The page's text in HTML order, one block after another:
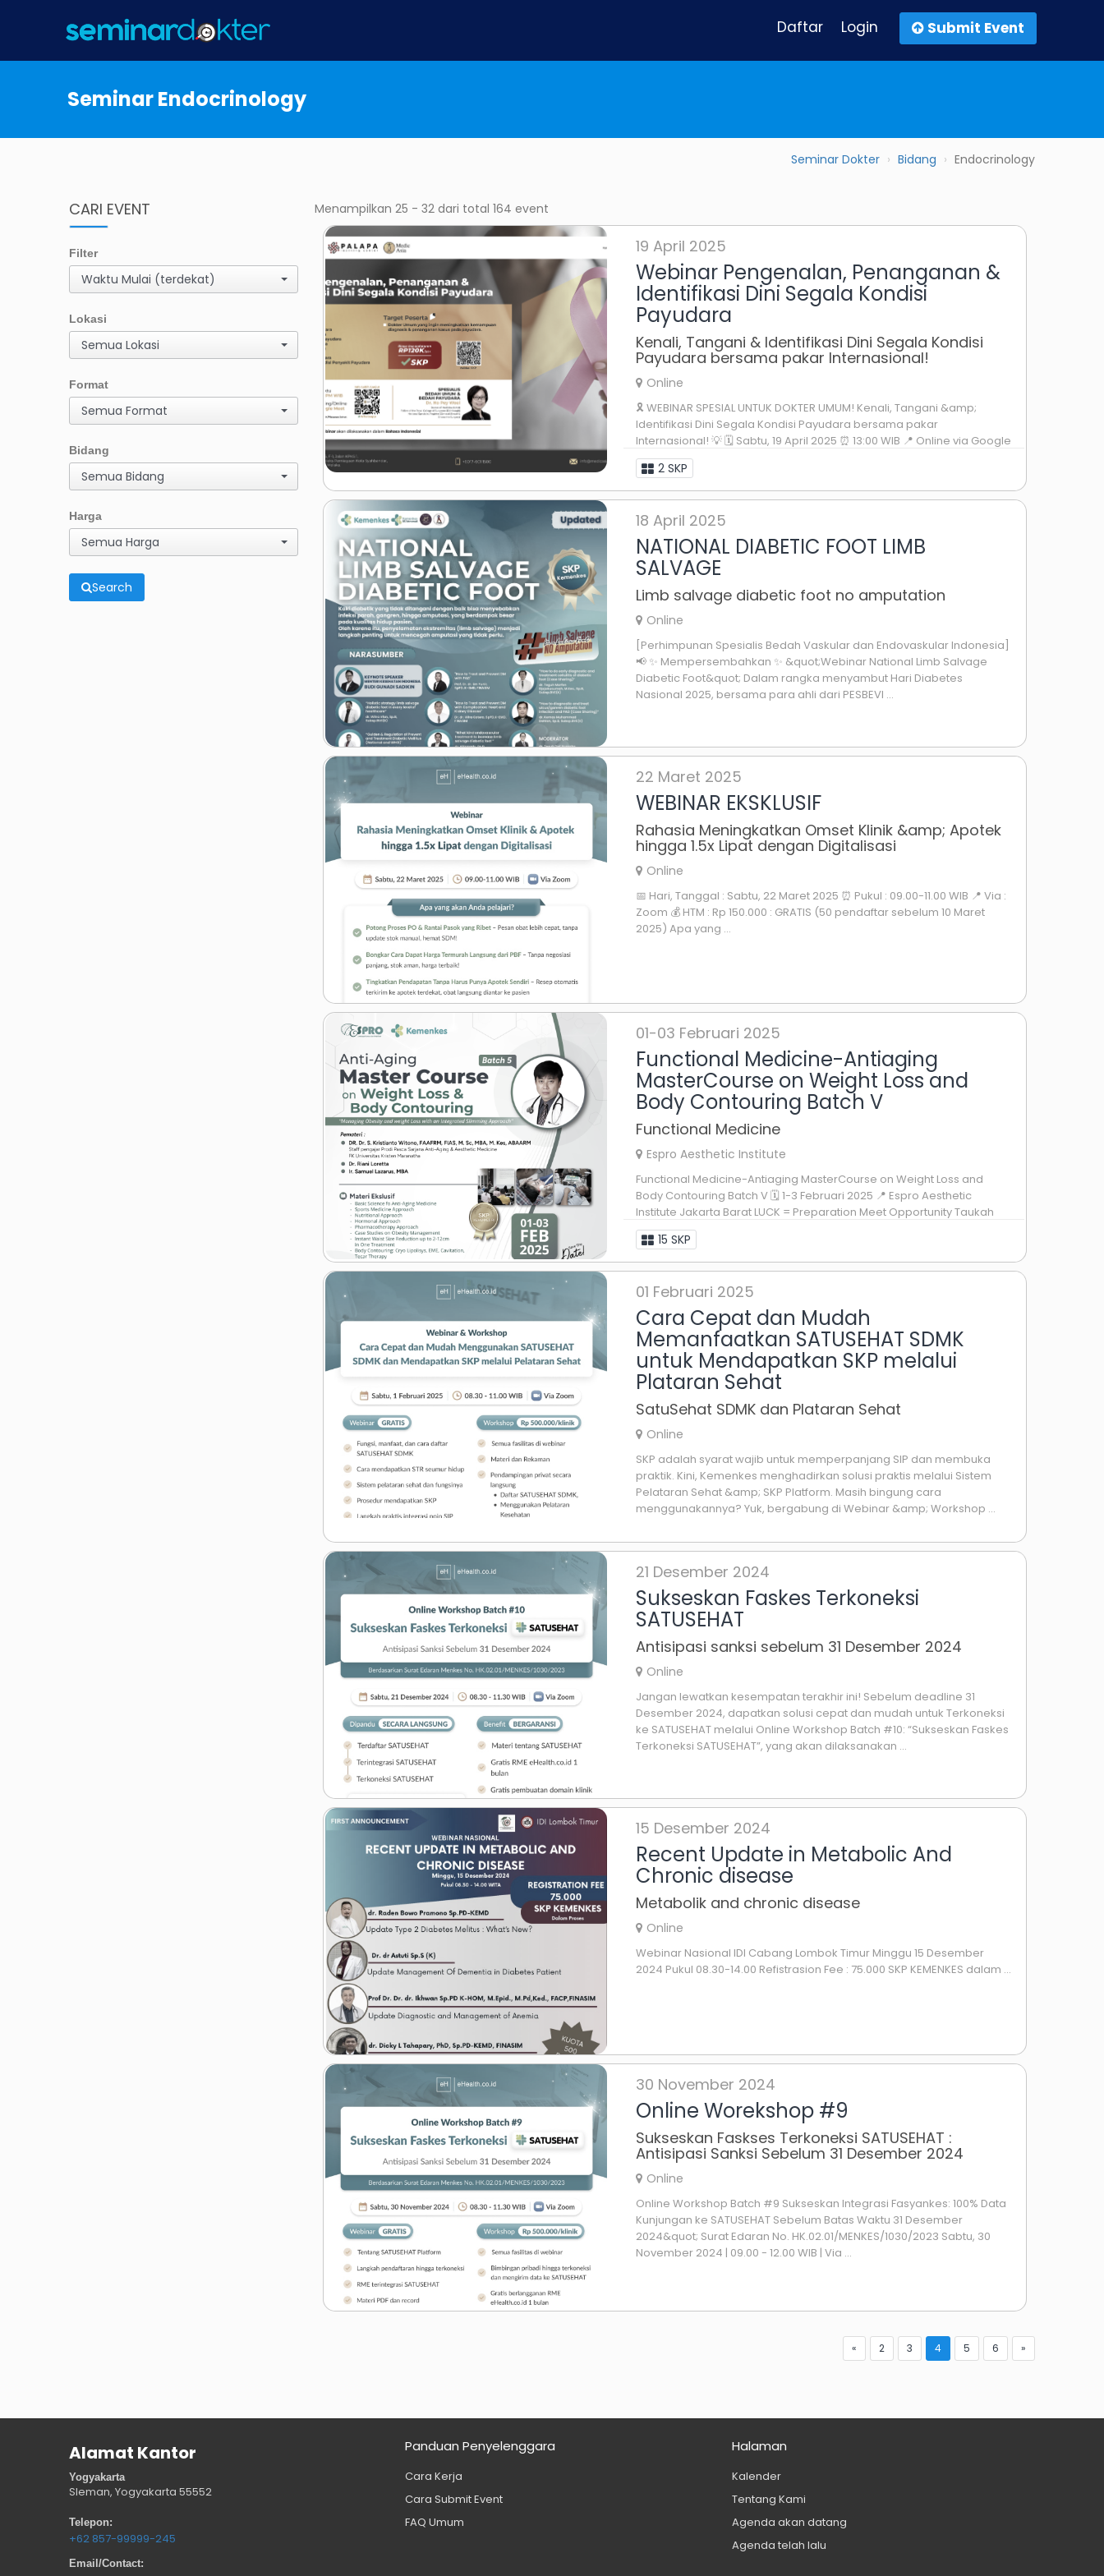
Submit Event
Login
Daftar
Seminar Endocrinology
Seminar Dokter Bidang Endocrinology
CARI EVENT
Filter
Waktu Mulai (terdekat)
Lokasi
Semua Lokasi
Format
Semua Format
Bidang
Semua Bidang
Harga
Semua Harga
Search
Menampilkan 25 - 32 dari total 164 event
19 April 2025
Webinar Pengenalan, Penanganan &
Identifikasi Dini Segala Kondisi
Payudara
Kenali, Tangani & Identifikasi Dini Segala Kondisi
Payudara bersama pakar Internasional!
Online
🎗 WEBINAR SPESIAL UNTUK DOKTER UMUM! Kenali, Tangani &amp;
Identifikasi Dini Segala Kondisi Payudara bersama pakar
Internasional! 💡 🗓 Sabtu, 19 April 2025 ⏰ 13:00 WIB 📍 Online via Google
Meet 💰 Biaya Pendaftaran: Rp ...
2 SKP
18 April 2025
NATIONAL DIABETIC FOOT LIMB
SALVAGE
Limb salvage diabetic foot no amputation
Online
[Perhimpunan Spesialis Bedah Vaskular dan Endovaskular Indonesia]
📢 ✨ Mempersembahkan ✨ &quot;Webinar National Limb Salvage
Diabetic Foot&quot; Dalam rangka menyambut Hari Diabetes
Nasional 2025, bersama para ahli dari PESBEVI ...
22 Maret 2025
WEBINAR EKSKLUSIF
Rahasia Meningkatkan Omset Klinik &amp; Apotek
hingga 1.5x Lipat dengan Digitalisasi
Online
📅 Hari, Tanggal : Sabtu, 22 Maret 2025 ⏰ Pukul : 09.00-11.00 WIB 📍 Via :
Zoom 💰 HTM : Rp 150.000 : GRATIS (50 pendaftar sebelum 10 Maret
2025) Apa yang ...
01-03 Februari 2025
Functional Medicine-Antiaging
MasterCourse on Weight Loss and
Body Contouring Batch V
Functional Medicine
Espro Aesthetic Institute
Functional Medicine-Antiaging MasterCourse on Weight Loss and
Body Contouring Batch V 🗓 1-3 Februari 2025 📍 Espro Aesthetic
Institute Jakarta Barat LUCK = Preparation Meet Opportunity Taukah
anda bahwa 50% dari Penduduk Indonesia ...
15 SKP
01 Februari 2025
Cara Cepat dan Mudah
Memanfaatkan SATUSEHAT SDMK
untuk Mendapatkan SKP melalui
Plataran Sehat
SatuSehat SDMK dan Plataran Sehat
Online
SKP adalah syarat wajib untuk memperpanjang SIP dan membuka
praktik. Kini, Kemenkes menghadirkan solusi praktis melalui Sistem
Pelataran Sehat &amp; SKP Platform. Masih bingung cara
menggunakannya? Yuk, bergabung di Webinar &amp; Workshop ...
21 Desember 2024
Sukseskan Faskes Terkoneksi
SATUSEHAT
Antisipasi sanksi sebelum 31 Desember 2024
Online
Jangan lewatkan kesempatan terakhir ini! Sebelum deadline 31
Desember 2024, dapatkan solusi cepat dan mudah untuk Terkoneksi
ke SATUSEHAT melalui Online Workshop Batch #10: “Sukseskan Faskes
Terkoneksi SATUSEHAT”, yang akan dilaksanakan ...
15 Desember 2024
Recent Update in Metabolic And
Chronic disease
Metabolik and chronic disease
Online
Webinar Nasional IDI Cabang Lombok Timur Minggu 15 Desember
2024 Pukul 08.30-14.00 Refistrasion Fee : 75.000 SKP KEMENKES dalam ...
30 November 2024
Online Worekshop #9
Sukseskan Faskses Terkoneksi SATUSEHAT :
Antisipasi Sanksi Sebelum 31 Desember 2024
Online
Online Workshop Batch #9 Sukseskan Integrasi Fasyankes: 100% Data
Kunjungan ke SATUSEHAT Sebelum Batas Waktu 31 Desember
2024&quot; Surat Edaran No. HK.02.01/MENKES/1030/2023 Sabtu, 30
November 2024 | 09.00 - 12.00 WIB | Via ...
« 2 3 4 5 6 »
Alamat Kantor
Yogyakarta
Sleman, Yogyakarta 55552
Telepon:
+62 857-99999-245
Email/Contact:
Panduan Penyelenggara
Cara Kerja
Cara Submit Event
FAQ Umum
Halaman
Kalender
Tentang Kami
Agenda akan datang
Agenda telah lalu